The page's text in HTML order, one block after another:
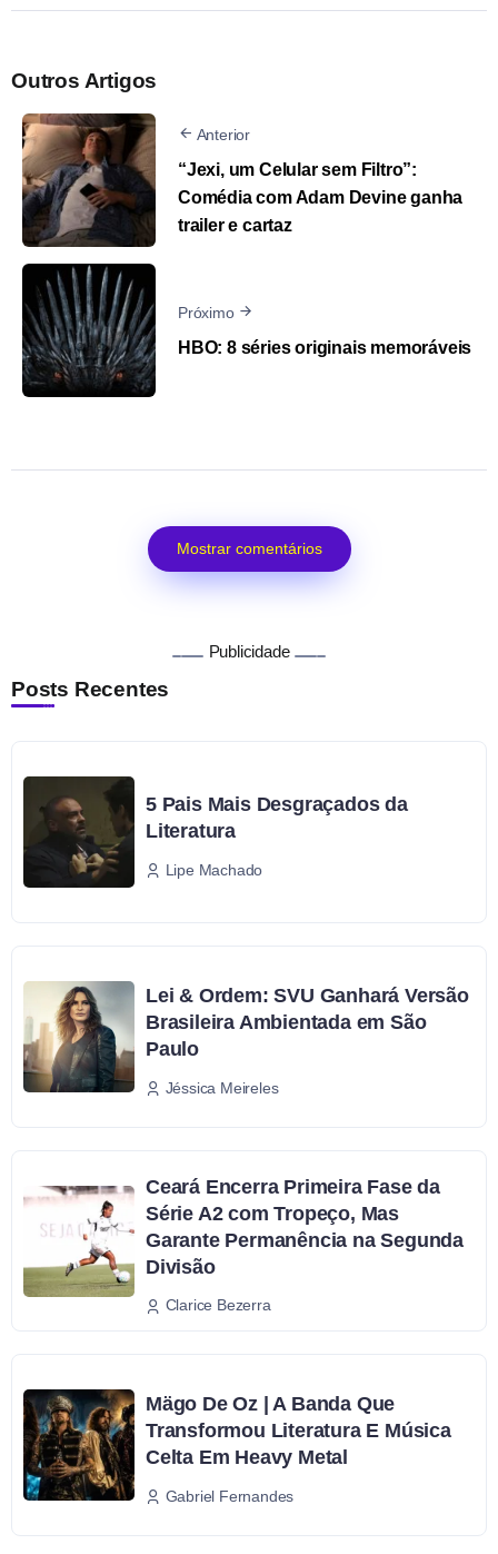
Outros Artigos
Anterior
“Jexi, um Celular sem Filtro”:
Comédia com Adam Devine ganha
trailer e cartaz
Próximo
HBO: 8 séries originais memoráveis
Mostrar comentários
Publicidade
Posts Recentes
5 Pais Mais Desgraçados da
Literatura
Lipe Machado
Lei & Ordem: SVU Ganhará Versão
Brasileira Ambientada em São
Paulo
Jéssica Meireles
Ceará Encerra Primeira Fase da
Série A2 com Tropeço, Mas
Garante Permanência na Segunda
Divisão
Clarice Bezerra
Mägo De Oz | A Banda Que
Transformou Literatura E Música
Celta Em Heavy Metal
Gabriel Fernandes